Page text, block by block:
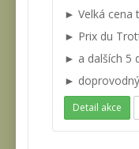
► Velká cena
► Prix du
► a dalších 5
►
Detail akce